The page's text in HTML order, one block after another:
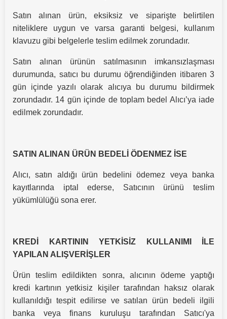
Satın alınan ürün, eksiksiz ve siparişte belirtilen
niteliklere uygun ve varsa garanti belgesi, kullanım
klavuzu gibi belgelerle teslim edilmek zorundadır.
Satın alınan ürünün satılmasının imkansızlaşması
durumunda, satıcı bu durumu öğrendiğinden itibaren 3
gün içinde yazılı olarak alıcıya bu durumu bildirmek
zorundadır. 14 gün içinde de toplam bedel Alıcı’ya iade
edilmek zorundadır.
SATIN ALINAN ÜRÜN BEDELİ ÖDENMEZ İSE
Alıcı, satın aldığı ürün bedelini ödemez veya banka
kayıtlarında iptal ederse, Satıcının ürünü teslim
yükümlülüğü sona erer.
KREDİ KARTININ YETKİSİZ KULLANIMI İLE
YAPILAN ALIŞVERİŞLER
Ürün teslim edildikten sonra, alıcının ödeme yaptığı
kredi kartının yetkisiz kişiler tarafından haksız olarak
kullanıldığı tespit edilirse ve satılan ürün bedeli ilgili
banka veya finans kuruluşu tarafından Satıcı'ya